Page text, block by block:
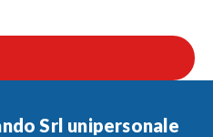
Srl unipersonale